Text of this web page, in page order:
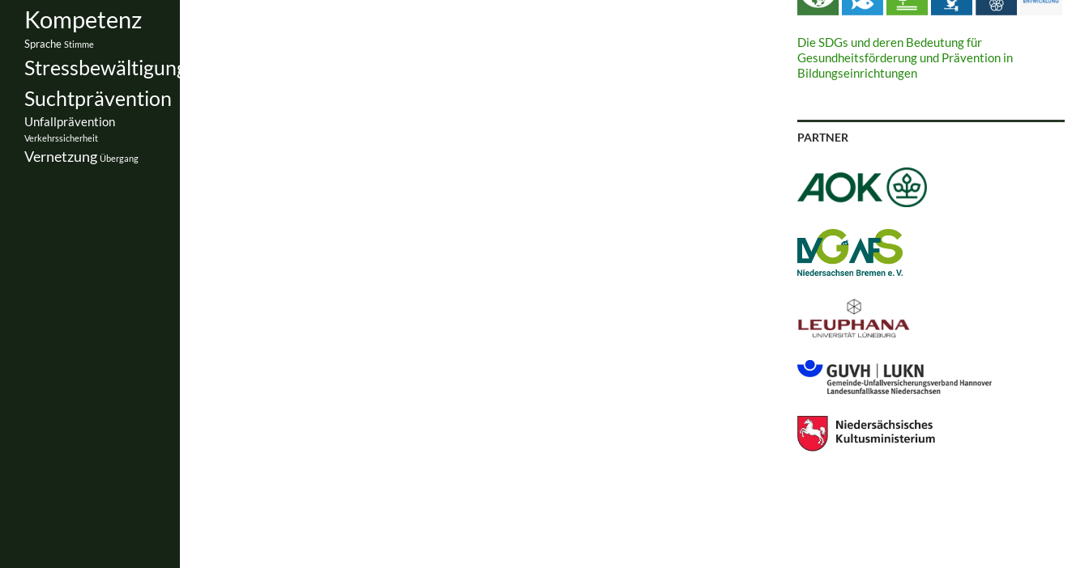
Die SDGs und deren Bedeutung für
Gesundheitsförderung und Prävention in
Bildungseinrichtungen
PARTNER
Kompetenz
Sprache Stimme
Stressbewältigung
Suchtprävention
Unfallprävention
Verkehrssicherheit
Vernetzung Übergang